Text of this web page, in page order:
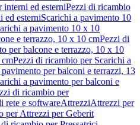
interni ed esterniPezzi di ricambio
ed esterniScarichi a pavimento 10
a pavimento 10 x 10
e terrazzo, 10 x 10 cmPezzi di
per balcone e terrazzo, 10 x 10
cmPezzi di ricambio per Scarichi a
per balconi e terrazzi, 13
a pavimento per balconi e
di ricambio per
rete e softwareAttrezziAttrezzi per
per Attrezzi per Geberit